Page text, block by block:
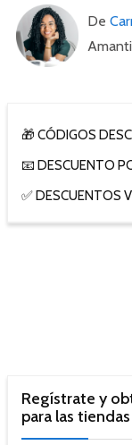
De
🎁 CÓDIGOS
📧 DESCUENTO
✅ DESCUENTOS
Regístrate y
para las